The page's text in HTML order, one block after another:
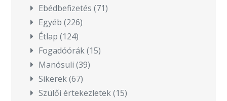
Ebédbefizetés (71)
Egyéb (226)
Étlap (124)
Fogadóórák(15)
Manósuli (39)
Sikerek(67)
Szülői értekezletek(15)